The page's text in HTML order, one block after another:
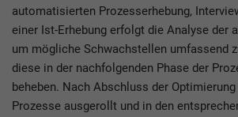
automatisierten Prozesserhebung,
einer Ist-Erhebung erfolgt die Analyse der
um mögliche Schwachstellen umfassend
diese in der nachfolgenden Phase der
beheben. Nach Abschluss der
Prozesse ausgerollt und in den